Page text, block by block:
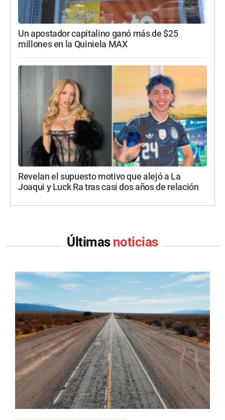
Un apostador capitalino ganó más de $25
millones en la Quiniela MAX
Revelan el supuesto motivo que alejó a La
Joaqui y Luck Ra tras casi dos años de relación
Últimas noticias